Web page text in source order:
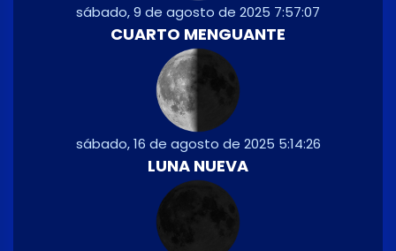
sábado, 9 de agosto de 2025 7:57:07
CUARTO MENGUANTE
sábado, 16 de agosto de 2025 5:14:26
LUNA NUEVA